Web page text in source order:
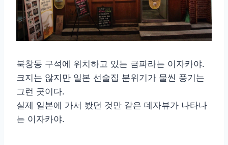
북창동 구석에 위치하고 있는 금파라는 이자카야.
크지는 않지만 일본 선술집 분위기가 물씬 풍기는
그런 곳이다.
실제 일본에 가서 봤던 것만 같은 데자뷰가 나타나
는 이자카야.